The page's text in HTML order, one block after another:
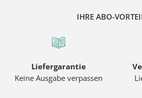
IHRE ABO-
Liefergarantie
Keine Ausgabe verpassen